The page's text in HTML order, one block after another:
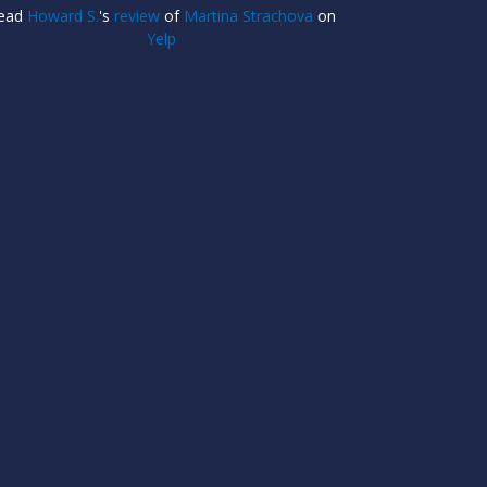
Howard S.'s reviewof Martina Strachova on
Yelp